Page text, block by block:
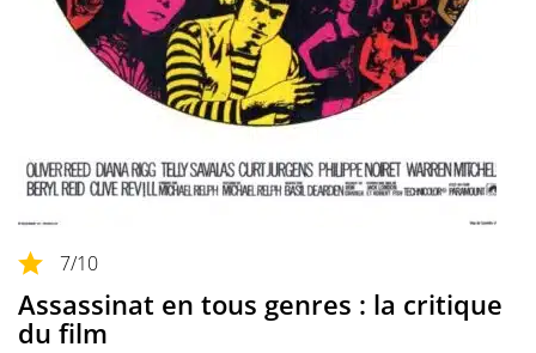
7/10
Assassinat en tous genres : la critique
du film